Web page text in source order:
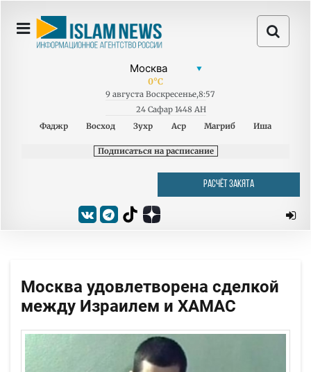
0°C
9 августа Воскресенье,8:57
24 Сафар 1448 AH
Фаджр
Восход Зухр Аср Магриб Иша
Подписаться на расписание
РАСЧЁТ ЗАКЯТА
Москва удовлетворена сделкой
между Израилем и ХАМАС